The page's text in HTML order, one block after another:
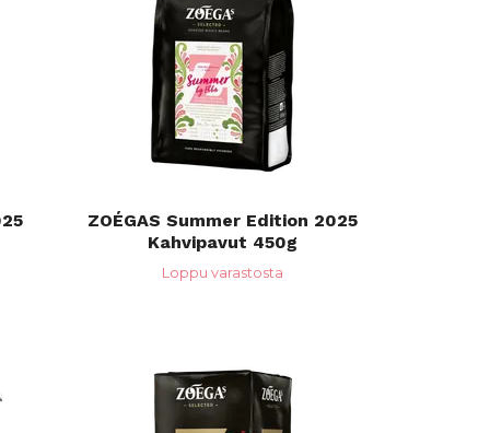
ZOÉGAS Summer Edition 2025
Kahvipavut 450g
Loppu varastosta